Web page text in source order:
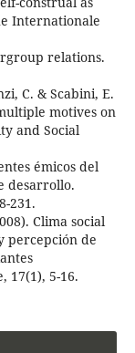
Internationale
relations.
C. & Scabini, E.
motives on
and Social
émicos del
desarrollo.
231.
Clima social
percepción de
17(1), 5-16.